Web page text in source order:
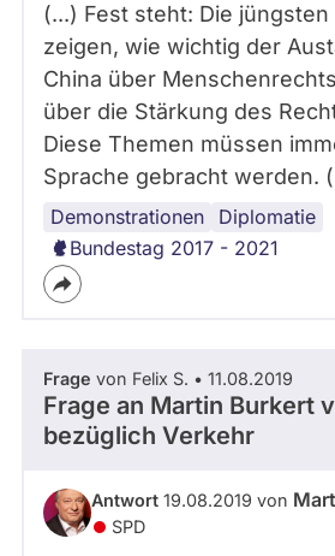
(...) Fest steht: Die jüngsten
zeigen, wie wichtig der
China über
über die Stärkung des
Diese Themen müssen
Sprache gebracht werden.
Demonstrationen Diplomatie
Internationales
Bundestag 2017 - 2021
Frage von Felix S. • 11.08.2019
Frage an Martin Burkert
bezüglich Verkehr
Antwort 19.08.2019 von
SPD